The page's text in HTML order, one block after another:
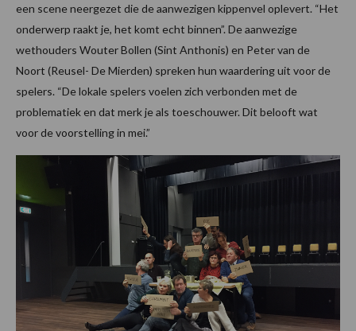
een scene neergezet die de aanwezigen kippenvel oplevert. “Het
onderwerp raakt je, het komt echt binnen”. De aanwezige
wethouders Wouter Bollen (Sint Anthonis) en Peter van de
Noort (Reusel- De Mierden) spreken hun waardering uit voor de
spelers. “De lokale spelers voelen zich verbonden met de
problematiek en dat merk je als toeschouwer. Dit belooft wat
voor de voorstelling in mei.”